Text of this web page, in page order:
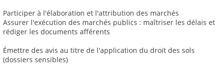
Participer à l'élaboration et l'attribution des marchés
Assurer l'exécution des marchés publics : maîtriser les délais et
rédiger les documents afférents
Émettre des avis au titre de l'application du droit des sols
(dossiers sensibles)